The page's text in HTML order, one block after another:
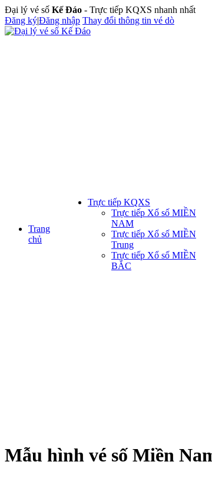
Đại lý vé số Kế Đáo - Trực tiếp KQXS nhanh nhất
Đăng ký|Đăng nhập Thay đổi thông tin vé dò
Trang
chủ
Trực tiếp KQXS
Trực tiếp Xổ số MIỀN
NAM
Trực tiếp Xổ số MIỀN
Trung
Trực tiếp Xổ số MIỀN
BẮC
Mẫu hình vé số Miền